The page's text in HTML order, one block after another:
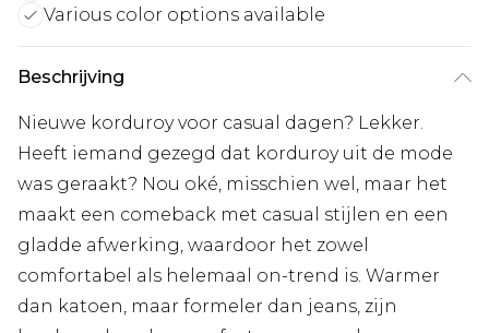
Various color options available
Beschrijving
Nieuwe korduroy voor casual dagen? Lekker.
Heeft iemand gezegd dat korduroy uit de mode
was geraakt? Nou oké, misschien wel, maar het
maakt een comeback met casual stijlen en een
gladde afwerking, waardoor het zowel
comfortabel als helemaal on-trend is. Warmer
dan katoen, maar formeler dan jeans, zijn